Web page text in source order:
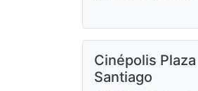
Cinépolis Plaza
Santiago